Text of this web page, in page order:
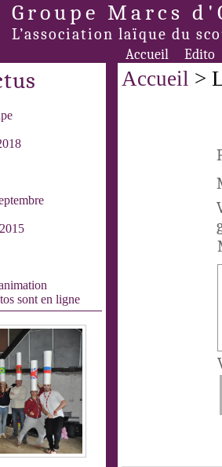
Groupe Marcs
L’association laïque du
Accueil Edito
sont en ligne
Accueil >